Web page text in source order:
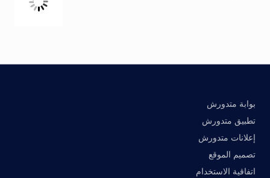
بوابة متدورش
تطبيق متدورش
إعلانات متدورش
تصميم الموقع
اتفاقية الاستخدام